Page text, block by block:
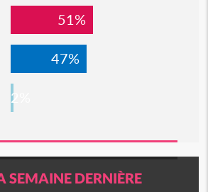
51%
47%
2%
SEMAINE DERNIÈRE